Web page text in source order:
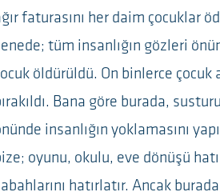
faturasını her daim çocuklar
tüm insanlığın gözleri
öldürüldü. On binlerce çocuk
Bana göre burada,
insanlığın yoklamasını
oyunu, okulu, eve dönüşü
hatırlatır. Ancak